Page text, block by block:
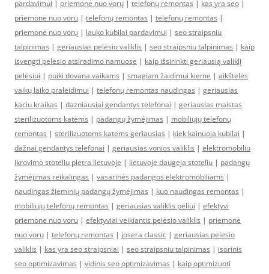
pardavimui | priemonė nuo vorų | telefonų remontas | kas yra seo |
priemone nuo voru | telefonų remontas | telefonų remontas |
priemonė nuo vorų | lauko kubilai pardavimui | seo straipsniu
talpinimas | geriausias pelėsio valiklis | seo straipsniu talpinimas | kaip
isvengti pelesio atsiradimo namuose | kaip išsirinkti geriausią valiklį
pelėsiui | puiki dovana vaikams | smagiam žaidimui kieme | aikštelės
vaikų laiko praleidimui | telefonų remontas naudingas | geriausias
kaciu kraikas | dazniausiai gendantys telefonai | geriausias maistas
sterilizuotoms katėms | padangų žymėjimas | mobiliųjų telefonų
remontas | sterilizuotoms katėms geriausias | kiek kainuoja kubilai |
dažnai gendantys telefonai | geriausias vonios valiklis | elektromobiliu
ikrovimo stoteliu pletra lietuvoje | lietuvoje daugeja stoteliu | padangų
žymėjimas reikalingas | vasarinės padangos elektromobiliams |
naudingas žieminių padangų žymėjimas | kuo naudingas remontas |
mobiliųjų telefonų remontas | geriausias valiklis peliui | efektyvi
priemone nuo voru | efektyviai veikiantis pelėsio valiklis | priemonė
nuo vorų | telefonų remontas | josera classic | geriausias pelesio
valiklis | kas yra seo straipsniai | seo straipsniu talpinimas | isorinis
seo optimizavimas | vidinis seo optimizavimas | kaip optimizuoti